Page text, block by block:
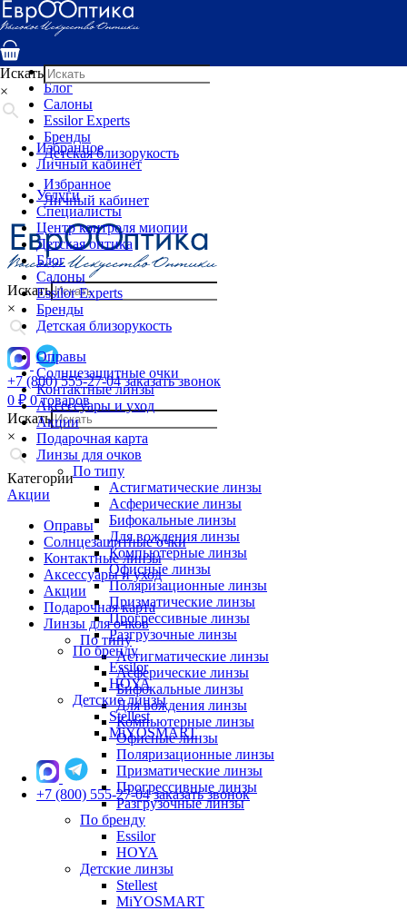
Услуги
Специалисты
Детская оптика
Блог
Салоны
Essilor Experts
Бренды
Детская близорукость
Избранное
Личный кабинет
Искать
×
+7 (800) 555-27-04 заказать звонок
0 ₽ 0 товаров
Искать
×
Категории
Акции
Оправы
Солнцезащитные очки
Контактные линзы
Аксессуары и уход
Акции
Подарочная карта
Линзы для очков
По типу
Астигматические линзы
Асферические линзы
Бифокальные линзы
Для вождения линзы
Компьютерные линзы
Офисные линзы
Поляризационные линзы
Призматические линзы
Прогрессивные линзы
Разгрузочные линзы
По бренду
Essilor
HOYA
Детские линзы
Stellest
MiYOSMART
Искать
×
Избранное
Личный кабинет
Услуги
Специалисты
Центр контроля миопии
Детская оптика
Блог
Салоны
Essilor Experts
Бренды
Детская близорукость
Оправы
Солнцезащитные очки
Контактные линзы
Аксессуары и уход
Акции
Подарочная карта
Линзы для очков
По типу
Астигматические линзы
Асферические линзы
Бифокальные линзы
Для вождения линзы
Компьютерные линзы
Офисные линзы
Поляризационные линзы
Призматические линзы
Прогрессивные линзы
Разгрузочные линзы
По бренду
Essilor
HOYA
Детские линзы
Stellest
MiYOSMART
+7 (800) 555-27-04 заказать звонок